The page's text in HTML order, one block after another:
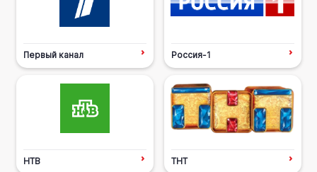
Первый канал Россия-1
НТВ ТНТ